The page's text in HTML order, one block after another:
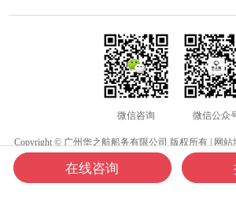
微信咨询 微信公众
Copyright © 广州华之航船务有限公司 版权所有 | 网站
在线咨询